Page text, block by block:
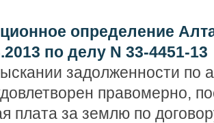
определение
по делу N 33-4451-13
задолженности по
правомерно,
плата за землю по